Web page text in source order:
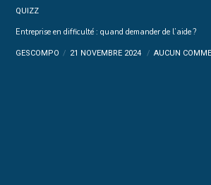
QUIZZ
Entreprise en difficulté : quand demander de l’aide ?
GESCOMPO 21 NOVEMBRE 2024 AUCUN